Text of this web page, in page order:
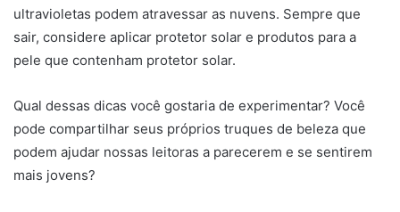
ultravioletas podem atravessar as nuvens. Sempre que
sair, considere aplicar protetor solar e produtos para a
pele que contenham protetor solar.
Qual dessas dicas você gostaria de experimentar? Você
pode compartilhar seus próprios truques de beleza que
podem ajudar nossas leitoras a parecerem e se sentirem
mais jovens?